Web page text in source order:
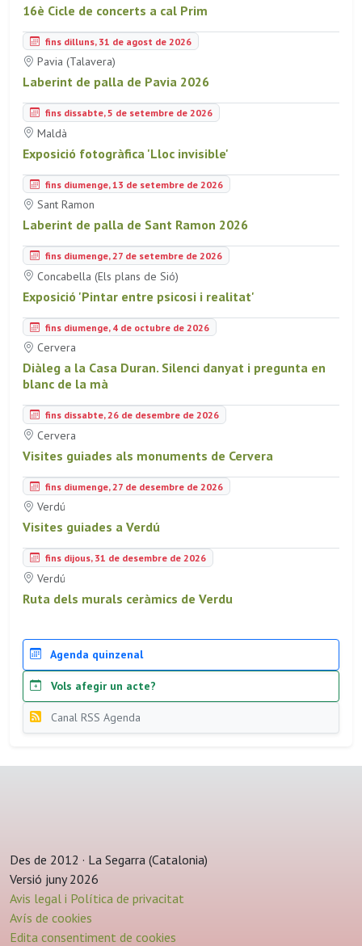
16è Cicle de concerts a cal Prim
fins dilluns, 31 de agost de 2026
Pavia (Talavera)
Laberint de palla de Pavia 2026
fins dissabte, 5 de setembre de 2026
Maldà
Exposició fotogràfica 'Lloc invisible'
fins diumenge, 13 de setembre de 2026
Sant Ramon
Laberint de palla de Sant Ramon 2026
fins diumenge, 27 de setembre de 2026
Concabella (Els plans de Sió)
Exposició 'Pintar entre psicosi i realitat'
fins diumenge, 4 de octubre de 2026
Cervera
Diàleg a la Casa Duran. Silenci danyat i pregunta en
blanc de la mà
fins dissabte, 26 de desembre de 2026
Cervera
Visites guiades als monuments de Cervera
fins diumenge, 27 de desembre de 2026
Verdú
Visites guiades a Verdú
fins dijous, 31 de desembre de 2026
Verdú
Ruta dels murals ceràmics de Verdu
Agenda quinzenal
Vols afegir un acte?
Canal RSS Agenda
Des de 2012 · La Segarra (Catalonia)
Versió juny 2026
Avis legal i Política de privacitat
Avís de cookies
Edita consentiment de cookies